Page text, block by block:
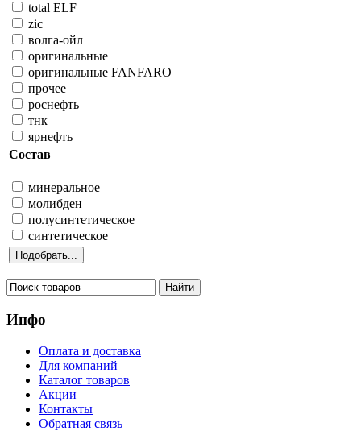
total ELF
zic
волга-ойл
оригинальные
оригинальные FANFARO
прочее
роснефть
тнк
ярнефть
Состав
минеральное
молибден
полусинтетическое
синтетическое
Инфо
Оплата и доставка
Для компаний
Каталог товаров
Акции
Контакты
Обратная связь